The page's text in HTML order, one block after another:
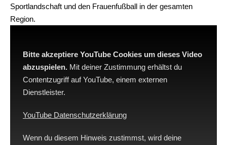
Sportlandschaft und den Frauenfußball in der gesamten
Region.
Bitte akzeptiere YouTube Cookies um dieses Video
abzuspielen. Mit deiner Zustimmung erhältst du
Contentzugriff auf YouTube, einem externen
Dienstleister.
YouTube Datenschutzerklärung
Wenn du diesem Hinweis zustimmst, wird deine